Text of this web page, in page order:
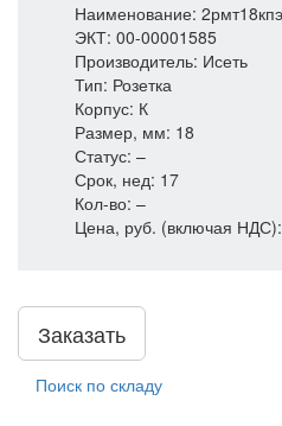
Наименование:
ЭКТ: 00-00001585
Производитель: Исеть
Тип: Розетка
Корпус: К
Размер, мм: 18
Статус: –
Срок, нед: 17
Кол-во: –
Цена, руб. (включая
Заказать
Поиск по складу